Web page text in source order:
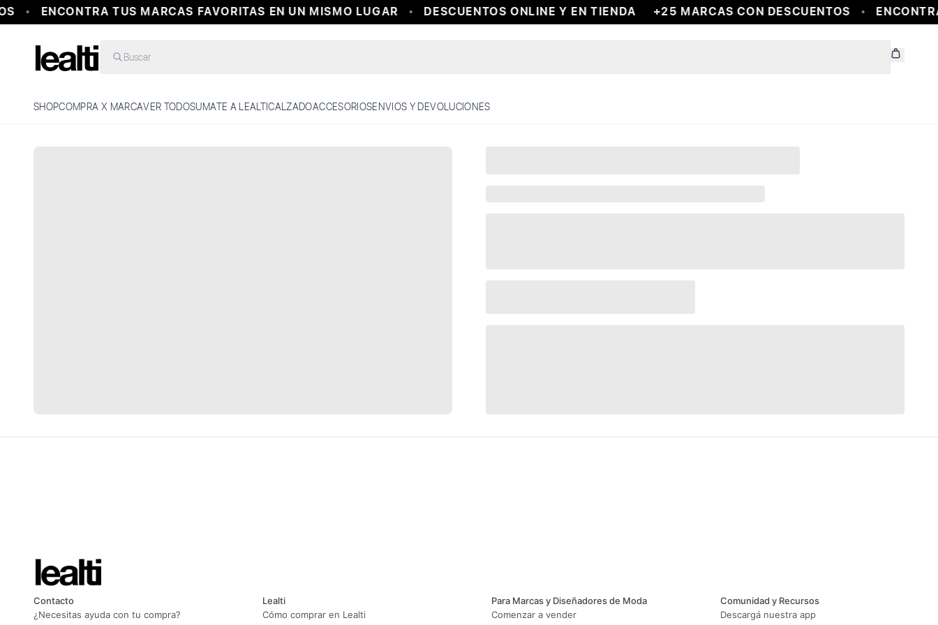
ENCONTRA TUS MARCAS FAVORITAS EN UN MISMO LUGAR DESCUENTOS ONLINE Y EN TIENDA +25 MARCAS CON DESCUENTOS
Buscar
SHOPCOMPRA X MARCAVER TODOSUMATE A LEALTICALZADOACCESORIOSENVIOS Y DEVOLUCIONES
Contacto
¿Necesitas ayuda con tu compra?
Lealti
Cómo comprar en Lealti
Para Marcas y Diseñadores de Moda
Comenzar a vender
Comunidad y Recursos
Descargá nuestra app